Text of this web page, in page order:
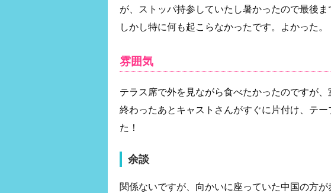
が、ストッパ持参していたし暑かったので最後ま
しかし特に何も起こらなかったです。よかった
雰囲気
テラス席で外を見ながら食べたかったのですが
終わったあとキャストさんがすぐに片付け、テ
た！
余談
関係ないですが、向かいに座っていた中国の方